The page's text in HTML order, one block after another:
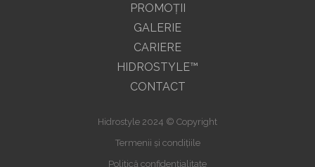
PROMOŢII
GALERIE
CARIERE
HIDROSTYLE™
CONTACT
Hidrostyle 2024 © Copyright
Termenii și condițiile
Politică confidențialitate